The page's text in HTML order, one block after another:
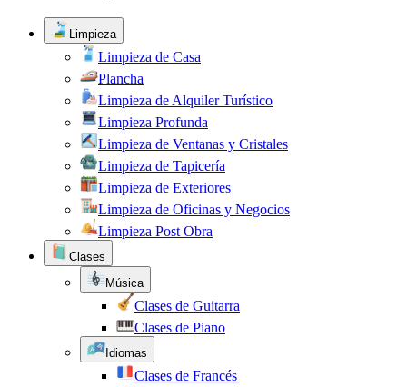
Limpieza
Limpieza de Casa
Plancha
Limpieza de Alquiler Turístico
Limpieza Profunda
Limpieza de Ventanas y Cristales
Limpieza de Tapicería
Limpieza de Exteriores
Limpieza de Oficinas y Negocios
Limpieza Post Obra
Clases
Música
Clases de Guitarra
Clases de Piano
Idiomas
Clases de Francés